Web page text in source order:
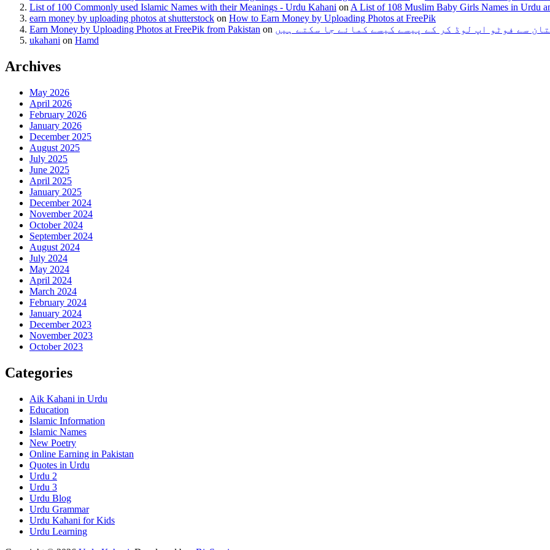
List of 100 Commonly used Islamic Names with their Meanings - Urdu Kahani on A List of 108 Muslim Baby Girls Names in Urdu
earn money by uploading photos at shutterstock on How to Earn Money by Uploading Photos at FreePik
Earn Money by Uploading Photos at FreePik from Pakistan on سے فوٹو اپ لوڈ کر کے پیسے کیسے کمائے جا سکتے ہیں
ukahani on Hamd
Archives
May 2026
April 2026
February 2026
January 2026
December 2025
August 2025
July 2025
June 2025
April 2025
January 2025
December 2024
November 2024
October 2024
September 2024
August 2024
July 2024
May 2024
April 2024
March 2024
February 2024
January 2024
December 2023
November 2023
October 2023
Categories
Aik Kahani in Urdu
Education
Islamic Information
Islamic Names
New Poetry
Online Earning in Pakistan
Quotes in Urdu
Urdu 2
Urdu 3
Urdu Blog
Urdu Grammar
Urdu Kahani for Kids
Urdu Learning